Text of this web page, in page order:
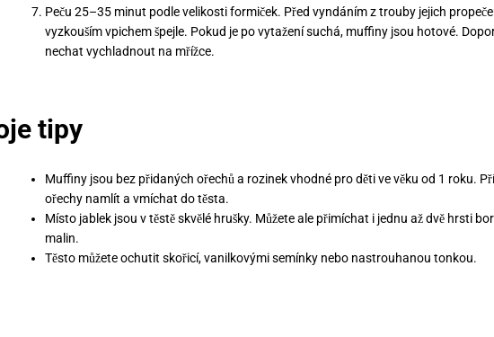
Peču 25–35 minut podle velikosti formiček. Před vyndáním z trouby jejich
vyzkouším vpichem špejle. Pokud je po vytažení suchá, muffiny jsou hotové.
nechat vychladnout na mřížce.
tipy
Muffiny jsou bez přidaných ořechů a rozinek vhodné pro děti ve věku od 1 roku.
ořechy namlít a vmíchat do těsta.
Místo jablek jsou v těstě skvělé hrušky. Můžete ale přimíchat i jednu až dvě hrsti
malin.
Těsto můžete ochutit skořicí, vanilkovými semínky nebo nastrouhanou tonkou.